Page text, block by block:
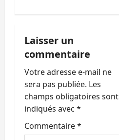
n
d
’
a
r
Laisser un
commentaire
Votre adresse e-mail ne
sera pas publiée. Les
champs obligatoires sont
indiqués avec *
Commentaire*